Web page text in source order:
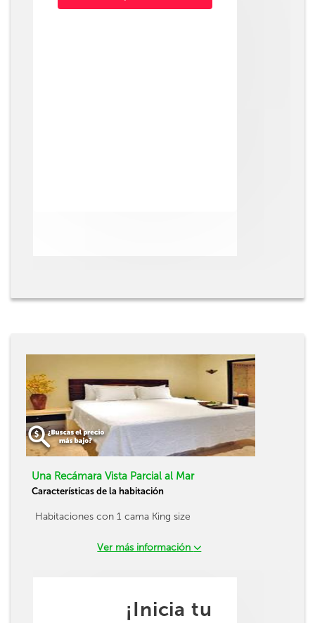
Una Recámara Vista Parcial al Mar
Características de la habitación
Habitaciones con 1 cama King size
Ver más información
¡Inicia tu